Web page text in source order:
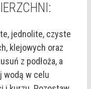
jednolite, czyste
klejowych oraz
z podłoża, a
wodą w celu